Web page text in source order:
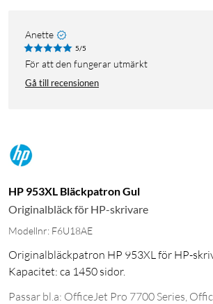
Anette
5/5
För att den fungerar utmärkt
Gå till recensionen
HP 953XL Bläckpatron Gul
Originalbläck för HP-skrivare
Modellnr: F6U18AE
Originalbläckpatron HP 953XL för HP-
Kapacitet: ca 1450 sidor.
Passar bl.a: OfficeJet Pro 7700 Series,